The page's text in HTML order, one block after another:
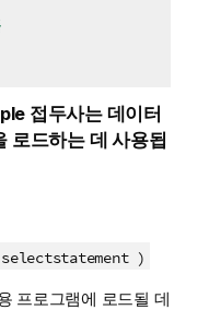
접두사는 데이터
로드하는 데 사용됩
)
프로그램에 로드될 데